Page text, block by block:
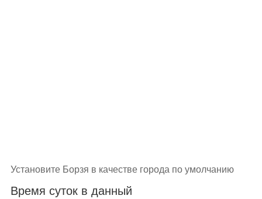
Установите Борзя в качестве города по умолчанию
Время суток в данный